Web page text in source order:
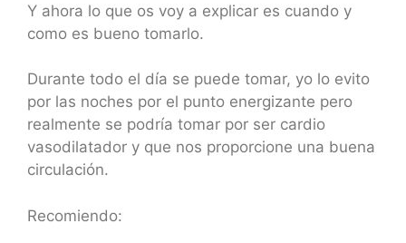
Y ahora lo que os voy a explicar es cuando y
como es bueno tomarlo.
Durante todo el día se puede tomar, yo lo evito
por las noches por el punto energizante pero
realmente se podría tomar por ser cardio
vasodilatador y que nos proporcione una buena
circulación.
Recomiendo: